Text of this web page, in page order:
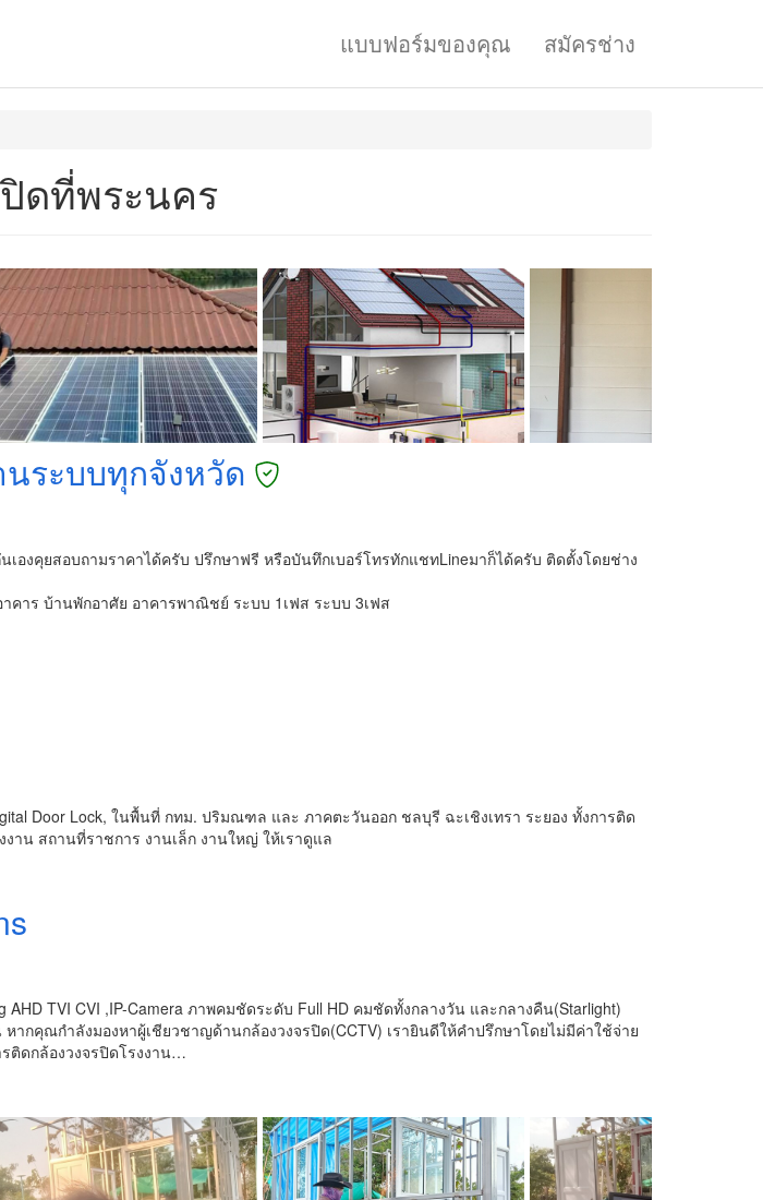
แบบฟอร์มของคุณ สมัครช่าง
ดที่พระนคร
ระบบทุกจังหวัด
เองคุยสอบถามราคาได้ครับ ปรึกษาฟรี หรือบันทึกเบอร์โทรทักแชทLineมาก็ได้ครับ ติดตั้งโดยช่าง
คาร บ้านพักอาศัย อาคารพาณิชย์ ระบบ 1เฟส ระบบ 3เฟส
Door Lock, ในพื้นที่ กทม. ปริมณฑล และ ภาคตะวันออก ชลบุรี ฉะเชิงเทรา ระยอง ทั้งการติด
าน สถานที่ราชการ งานเล็ก งานใหญ่ ให้เราดูแล
AHD TVI CVI ,IP-Camera ภาพคมชัดระดับ Full HD คมชัดทั้งกลางวัน และกลางคืน(Starlight)
ากคุณกำลังมองหาผู้เชียวชาญด้านกล้องวงจรปิด(CCTV) เรายินดีให้คำปรึกษาโดยไม่มีค่าใช้จ่าย
ติดกล้องวงจรปิดโรงงาน…